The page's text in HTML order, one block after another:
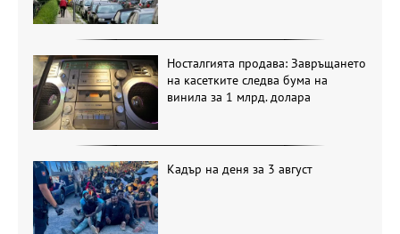
Носталгията продава: Завръщането
на касетките следва бума на
винила за 1 млрд. долара
Кадър на деня за 3 август